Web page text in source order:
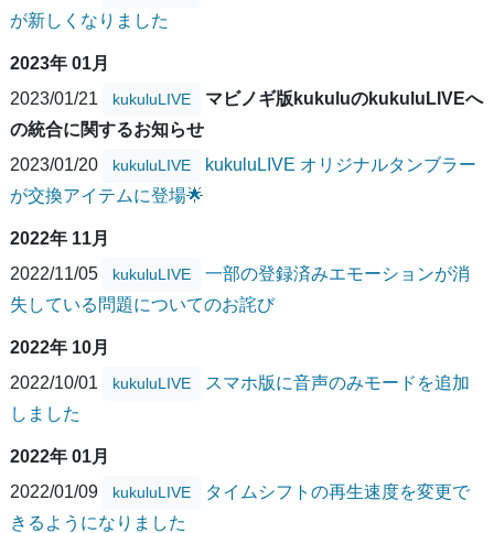
が新しくなりました
2023年 01月
2023/01/21
kukuluLIVE
マビノギ版kukuluのkukuluLIVEへ
の統合に関するお知らせ
2023/01/20
kukuluLIVE
kukuluLIVE オリジナルタンブラー
が交換アイテムに登場🌟
2022年 11月
2022/11/05
kukuluLIVE
一部の登録済みエモーションが消
失している問題についてのお詫び
2022年 10月
2022/10/01
kukuluLIVE
スマホ版に音声のみモードを追加
しました
2022年 01月
2022/01/09
kukuluLIVE
タイムシフトの再生速度を変更で
きるようになりました